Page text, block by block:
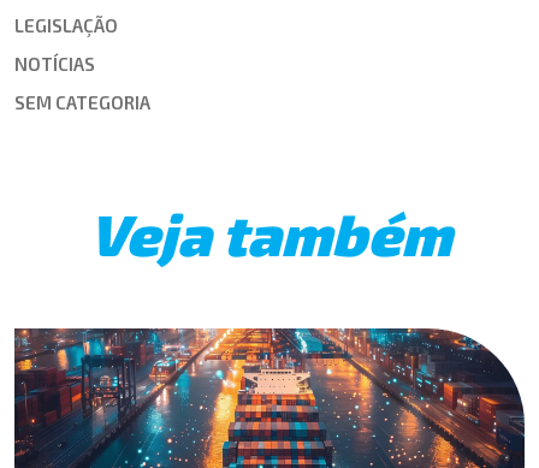
LEGISLAÇÃO
NOTÍCIAS
SEM CATEGORIA
Veja também